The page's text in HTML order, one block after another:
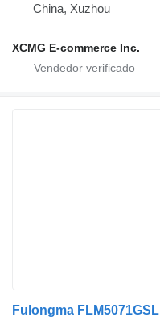
China, Xuzhou
XCMG E-commerce Inc.
Fulongma FLM5071GSL